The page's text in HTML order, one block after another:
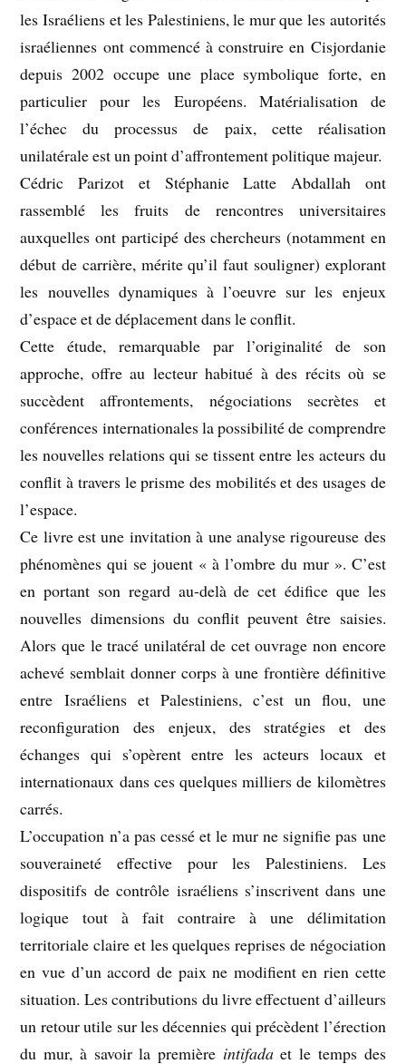
les Israéliens et les Palestiniens, le mur que les autorités
israéliennes ont commencé à construire en Cisjordanie
depuis 2002 occupe une place symbolique forte, en
particulier pour les Européens. Matérialisation de
l’échec du processus de paix, cette réalisation
unilatérale est un point d’affrontement politique majeur.
Cédric Parizot et Stéphanie Latte Abdallah ont
rassemblé les fruits de rencontres universitaires
auxquelles ont participé des chercheurs (notamment en
début de carrière, mérite qu’il faut souligner) explorant
les nouvelles dynamiques à l’oeuvre sur les enjeux
d’espace et de déplacement dans le conflit.
Cette étude, remarquable par l’originalité de son
approche, offre au lecteur habitué à des récits où se
succèdent affrontements, négociations secrètes et
conférences internationales la possibilité de comprendre
les nouvelles relations qui se tissent entre les acteurs du
conflit à travers le prisme des mobilités et des usages de
l’espace.
Ce livre est une invitation à une analyse rigoureuse des
phénomènes qui se jouent « à l’ombre du mur ». C’est
en portant son regard au-delà de cet édifice que les
nouvelles dimensions du conflit peuvent être saisies.
Alors que le tracé unilatéral de cet ouvrage non encore
achevé semblait donner corps à une frontière définitive
entre Israéliens et Palestiniens, c’est un flou, une
reconfiguration des enjeux, des stratégies et des
échanges qui s’opèrent entre les acteurs locaux et
internationaux dans ces quelques milliers de kilomètres
carrés.
L’occupation n’a pas cessé et le mur ne signifie pas une
souveraineté effective pour les Palestiniens. Les
dispositifs de contrôle israéliens s’inscrivent dans une
logique tout à fait contraire à une délimitation
territoriale claire et les quelques reprises de négociation
en vue d’un accord de paix ne modifient en rien cette
situation. Les contributions du livre effectuent d’ailleurs
un retour utile sur les décennies qui précèdent l’érection
du mur, à savoir la première intifadaet le temps des